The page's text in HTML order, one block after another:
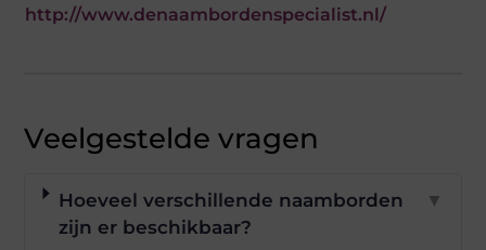
http://www.denaambordenspecialist.nl/
Veelgestelde vragen
Hoeveel verschillende naamborden
zijn er beschikbaar?
▼